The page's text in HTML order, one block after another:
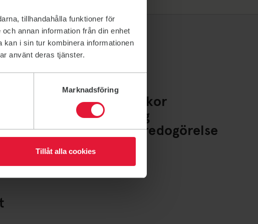
tillhandahålla funktioner för
annan information från din enhet
i sin tur kombinera informationen
använt deras tjänster.
Marknadsföring
Tillåt alla cookies
Policys och villkor
Whistleblowing
Tillgänglighetsredogörelse
Cookies